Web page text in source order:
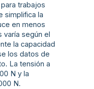
trabajos
simplifica la
en menos
según el
la capacidad
los datos de
La tensión a
N y la
N.